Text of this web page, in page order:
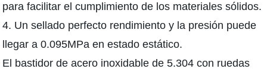
para facilitar el cumplimiento de los materiales sólidos.
4. Un sellado perfecto rendimiento y la presión puede
llegar a 0.095MPa en estado estático.
El bastidor de acero inoxidable de 5.304 con ruedas